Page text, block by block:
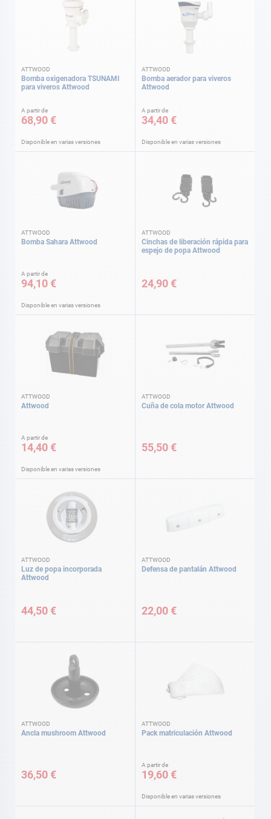
ATTWOOD
Bomba oxigenadora TSUNAMI
para viveros Attwood
A partir de
68,90 €
Disponible en varias versiones
ATTWOOD
Bomba aerador para viveros
Attwood
A partir de
34,40 €
Disponible en varias versiones
ATTWOOD
Bomba Sahara Attwood
A partir de
94,10 €
Disponible en varias versiones
ATTWOOD
Cinchas de liberación rápida para
espejo de popa Attwood
24,90 €
ATTWOOD
Attwood
A partir de
14,40 €
Disponible en varias versiones
ATTWOOD
Cuña de cola motor Attwood
55,50 €
ATTWOOD
Luz de popa incorporada
Attwood
44,50 €
ATTWOOD
Defensa de pantalán Attwood
22,00 €
ATTWOOD
Ancla mushroom Attwood
36,50 €
ATTWOOD
Pack matriculación Attwood
A partir de
19,60 €
Disponible en varias versiones